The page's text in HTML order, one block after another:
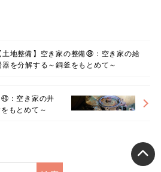
土地整備】空き家の整備㊴：空き家の給
器を分解する～銅釜をもとめて～
：空き家の井
もとめて～